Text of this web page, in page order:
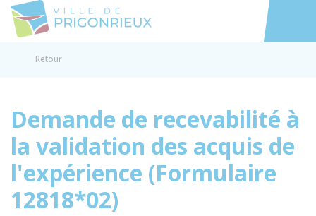
Accéder
Retour
Demande de recevabilité à
la validation des acquis de
l'expérience (Formulaire
12818*02)